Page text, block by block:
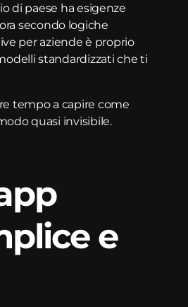
di paese ha esigenze
secondo logiche
per aziende è proprio
standardizzati che ti
tempo a capire come
quasi invisibile.
e